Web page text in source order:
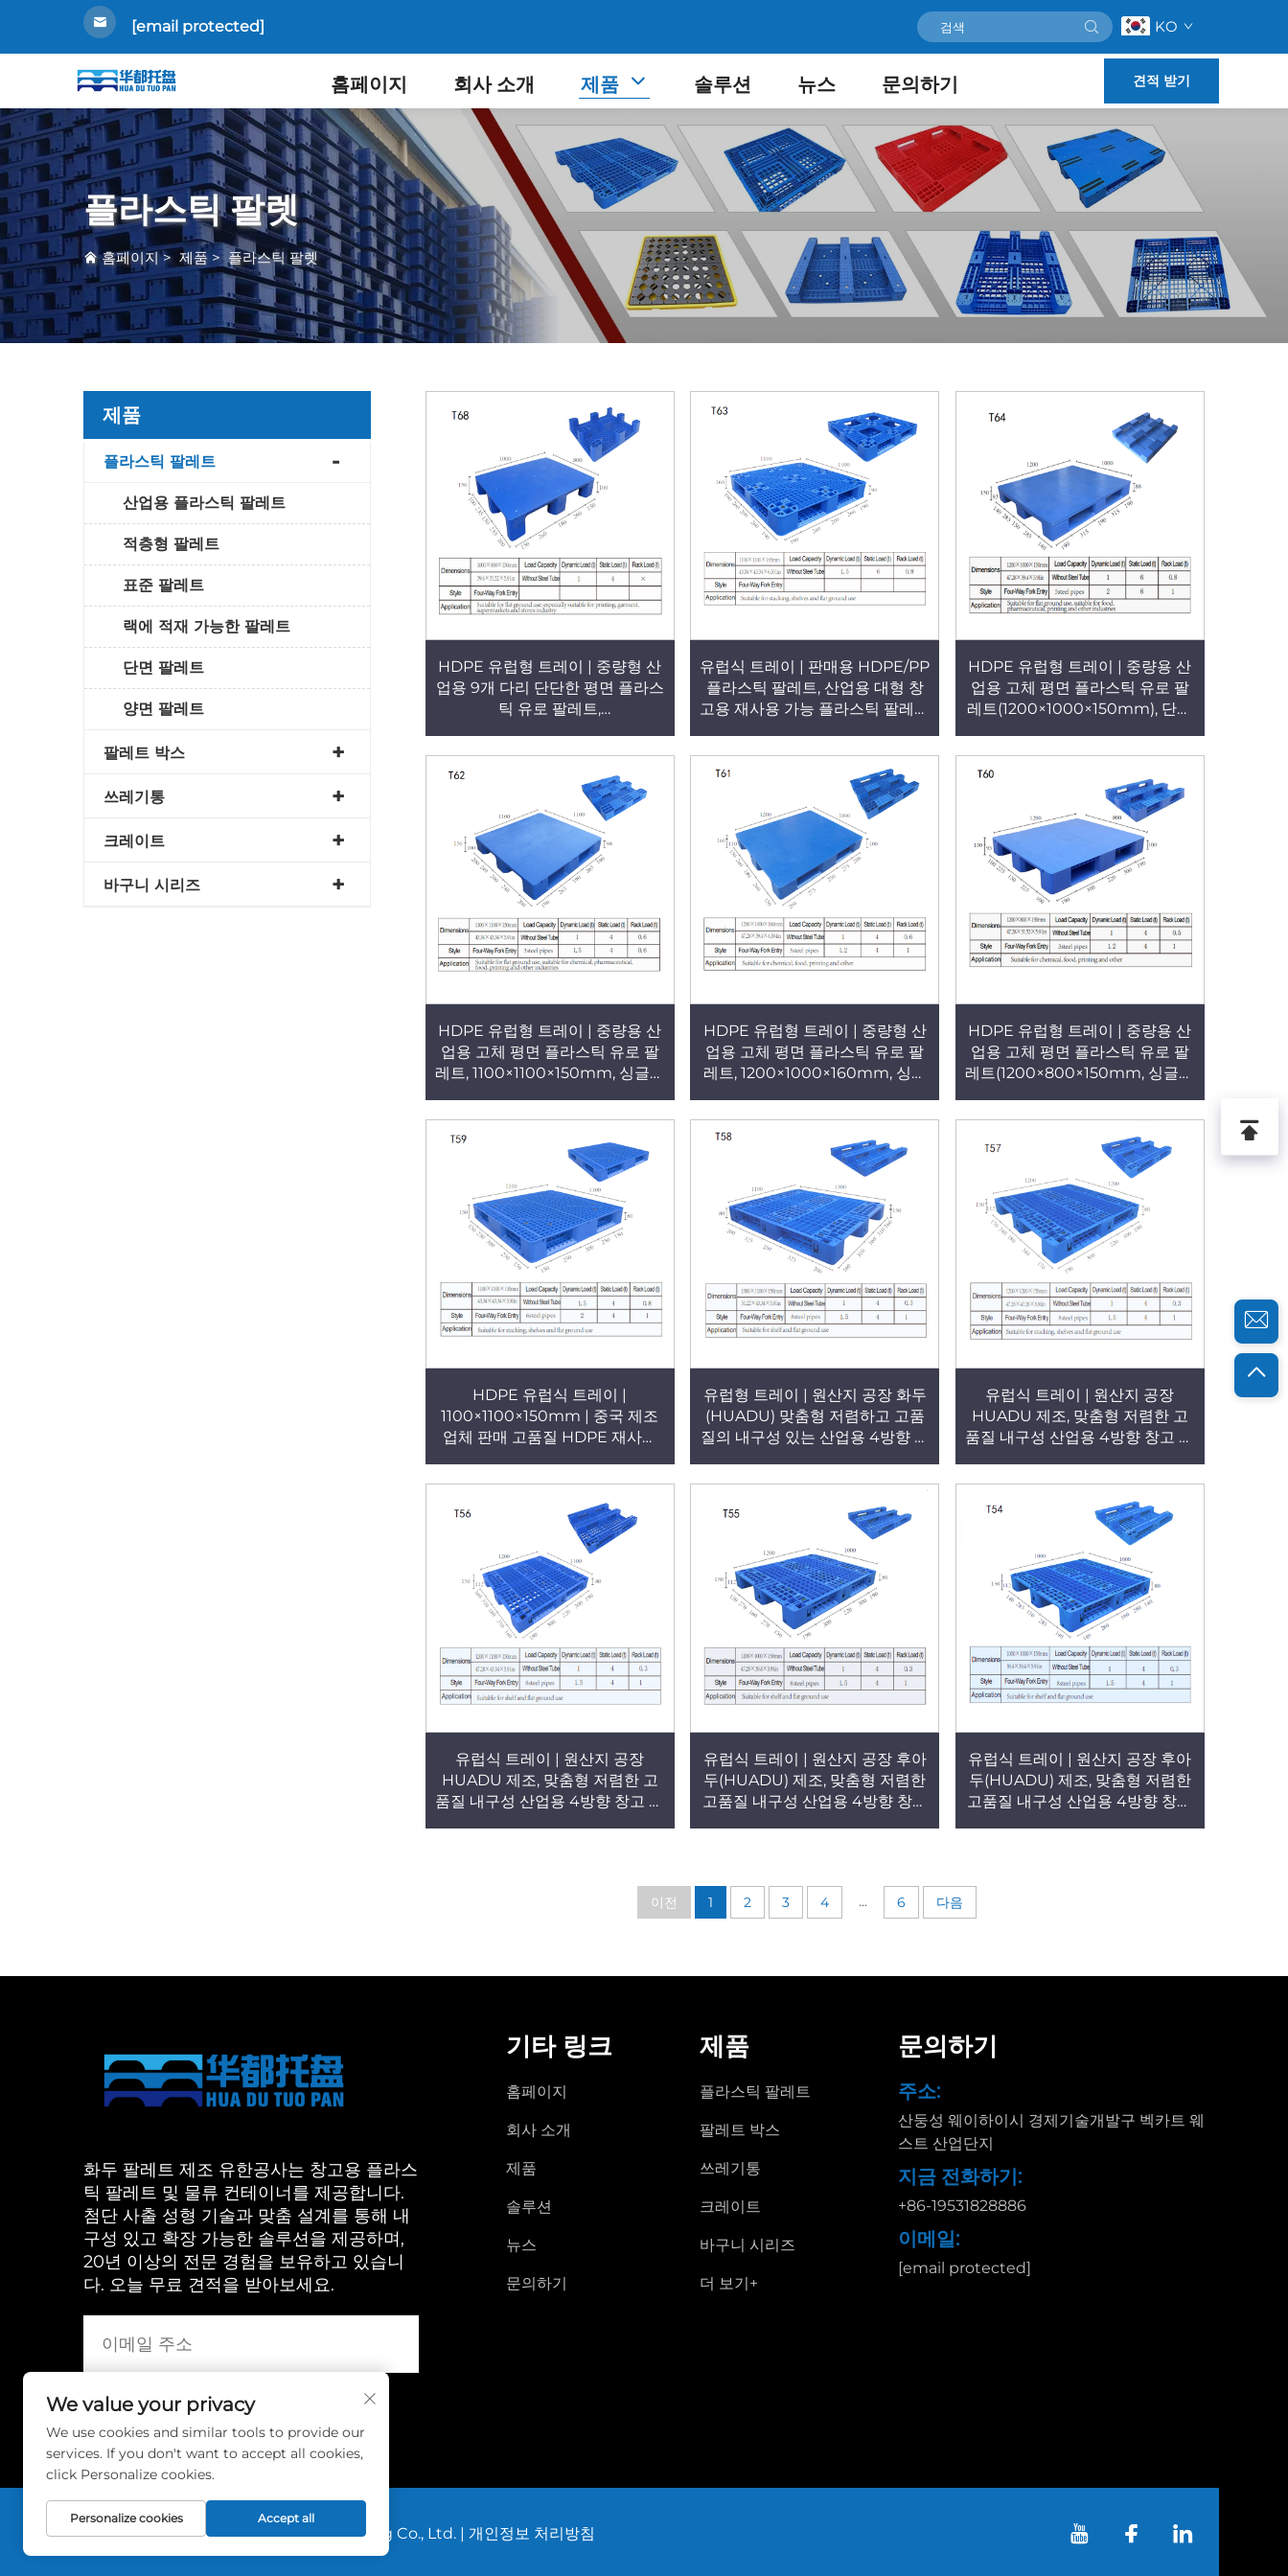
[email protected] KO
홈페이지 회사 소개 제품 솔루션 뉴스 문의하기 견적 받기
플라스틱 팔렛
홈페이지> 제품 > 플라스틱 팔렛
제품
플라스틱 팔레트
산업용 플라스틱 팔레트
적층형 팔레트
표준 팔레트
랙에 적재 가능한 팔레트
단면 팔레트
양면 팔레트
팔레트 박스
쓰레기통
크레이트
바구니 시리즈
HDPE 유럽형 트레이 | 중량형 산
업용 9개 다리 단단한 평면 플라스
틱 유로 팔레트,
향 진입식, T68
유럽식 트레이 | 판매용 HDPE/PP
플라스틱 팔레트, 산업용 대형 창
고용 재사용 가능 플라스틱 팔레트
HDPE 유럽형 트레이 | 중량용 산
업용 고체 평면 플라스틱 유로 팔
레트(1200×1000×150mm), 단면
HDPE 유럽형 트레이 | 중량용 산
업용 고체 평면 플라스틱 유로 팔
레트, 1100×1100×150mm, 싱글페
HDPE 유럽형 트레이 | 중량형 산
업용 고체 평면 플라스틱 유로 팔
레트, 1200×1000×160mm, 싱글
HDPE 유럽형 트레이 | 중량용 산
업용 고체 평면 플라스틱 유로 팔
레트(1200×800×150mm, 싱글페
HDPE 유럽식 트레이 |
1100×1100×150mm | 중국 제조
업체 판매 고품질 HDPE 재사용
중량형 T59
유럽형 트레이 | 원산지 공장 화두
(HUADU) 맞춤형 저렴하고 고품
질의 내구성 있는 산업용 4방향 창
팔레트(T58) – 적재/선반 적재/평
유럽식 트레이 | 원산지 공장
HUADU 제조, 맞춤형 저렴한 고
품질 내구성 산업용 4방향 창고 바
재/선반/평면 사용 가능) T57
유럽식 트레이 | 원산지 공장
HUADU 제조, 맞춤형 저렴한 고
품질 내구성 산업용 4방향 창고 바
유럽식 트레이 | 원산지 공장 후아
두(HUADU) 제조, 맞춤형 저렴한
고품질 내구성 산업용 4방향 창고
유럽식 트레이 | 원산지 공장 후아
두(HUADU) 제조, 맞춤형 저렴한
고품질 내구성 산업용 4방향 창고
이전 1 2 3 4 ... 6 다음
화두 팔레트 제조 유한공사는 창고용 플라스
틱 팔레트 및 물류 컨테이너를 제공합니다.
첨단 사출 성형 기술과 맞춤 설계를 통해 내
구성 있고 확장 가능한 솔루션을 제공하며,
20년 이상의 전문 경험을 보유하고 있습니
다. 오늘 무료 견적을 받아보세요.
기타 링크
홈페이지
회사 소개
제품
솔루션
뉴스
문의하기
제품
플라스틱 팔레트
팔레트 박스
쓰레기통
크레이트
바구니 시리즈
더 보기+
문의하기
주소:
산둥성 웨이하이시 경제기술개발구 벡카트 웨
스트 산업단지
지금 전화하기:
+86-19531828886
이메일:
[email protected]
저작권 © 2025 Huadu Pallet Manufacturing Co., Ltd. | 개인정보 처리방침
We value your privacy
We use cookies and similar tools to provide our
services. If you don't want to accept all cookies,
click Personalize cookies.
Personalize cookies Accept all